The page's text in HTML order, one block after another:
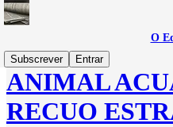
O
Subscrever
Entrar
ANIMAL
RECUO